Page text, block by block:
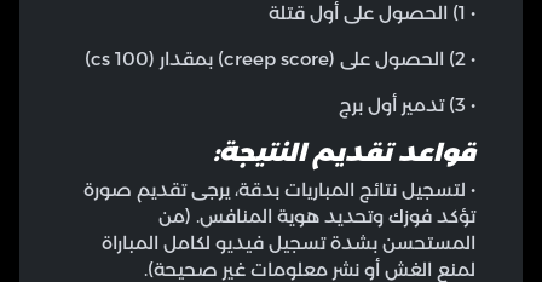
• 1) الحصول على أول قتلة
• 2) الحصول على (creep score) بمقدار (100 cs)
• 3) تدمير أول برج
قواعد تقديم النتيجة:
• لتسجيل نتائج المباريات بدقة، يرجى تقديم صورة
تؤكد فوزك وتحديد هوية المنافس. (من
المستحسن بشدة تسجيل فيديو لكامل المباراة
لمنع الغش أو نشر معلومات غير صحيحة).